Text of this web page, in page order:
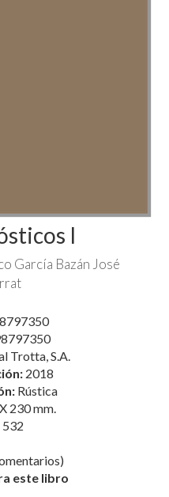
I
García Bazán José
Trotta, S.A.
2018
Rústica
230 mm.
532
este libro